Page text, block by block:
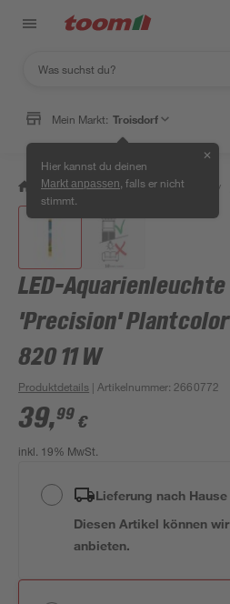
Mein Markt: Troisdorf
Hier kannst du deinen
Markt anpassen , falls er nicht
stimmt.
✕
/ Garten & Freizeit / Tierbedarf /
LED-Aquarienleuchte
'Precision'
820 11 W
Produktdetails | Artikelnummer: 2660772
39,99 €
inkl. 19% MwSt.
Lieferung nach Hause
Diesen Artikel können
anbieten.